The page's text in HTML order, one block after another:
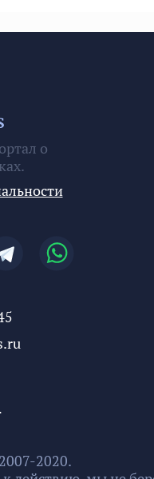
о
2020.